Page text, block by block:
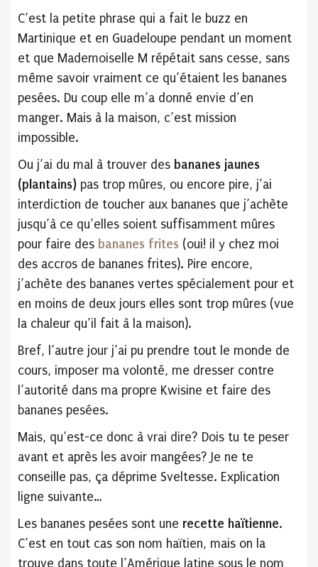
C’est la petite phrase qui a fait le buzz en
Martinique et en Guadeloupe pendant un moment
et que Mademoiselle M répétait sans cesse, sans
même savoir vraiment ce qu’étaient les bananes
pesées. Du coup elle m’a donné envie d’en
manger. Mais à la maison, c’est mission
impossible.
Ou j’ai du mal à trouver des bananes jaunes
(plantains) pas trop mûres, ou encore pire, j’ai
interdiction de toucher aux bananes que j’achète
jusqu’à ce qu’elles soient suffisamment mûres
pour faire des bananes frites (oui! il y chez moi
des accros de bananes frites). Pire encore,
j’achète des bananes vertes spécialement pour et
en moins de deux jours elles sont trop mûres (vue
la chaleur qu’il fait à la maison).
Bref, l’autre jour j’ai pu prendre tout le monde de
cours, imposer ma volonté, me dresser contre
l’autorité dans ma propre Kwisine et faire des
bananes pesées.
Mais, qu’est-ce donc à vrai dire? Dois tu te peser
avant et après les avoir mangées? Je ne te
conseille pas, ça déprime Sveltesse. Explication
ligne suivante…
Les bananes pesées sont une recette haïtienne.
C’est en tout cas son nom haïtien, mais on la
trouve dans toute l’Amérique latine sous le nom